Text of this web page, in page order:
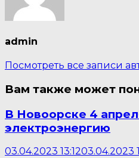
admin
Посмотреть все записи
Вам также может
В Новоорске 4
электроэнергию
03.04.2023 13:1203.04.2023